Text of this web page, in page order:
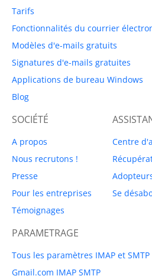
Tarifs
Fonctionnalités du courrier
Modèles d'e-mails gratuits
Signatures d'e-mails gratuites
Applications de bureau Windows
Blog
SOCIÉTÉ
A propos
Nous recrutons !
Presse
Pour les entreprises
Témoignages
Centre
Se
PARAMETRAGE
Tous les paramètres IMAP et SMTP
Gmail.com IMAP SMTP